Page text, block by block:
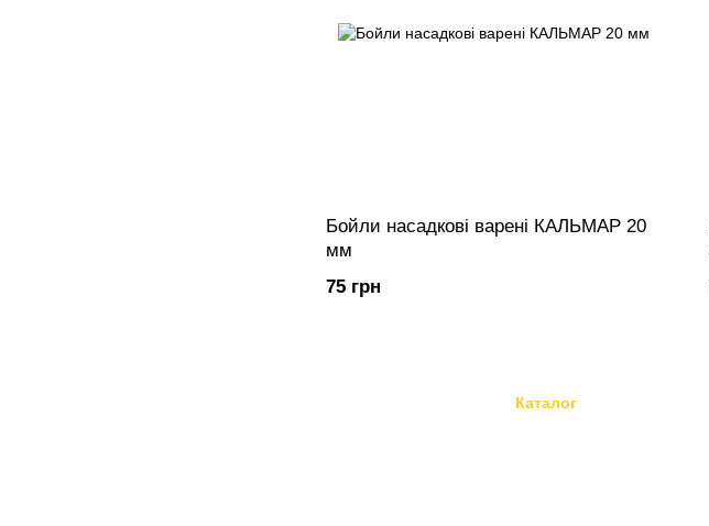
Бойли насадкові варені КАЛЬМАР 20
мм
75 грн
Каталог